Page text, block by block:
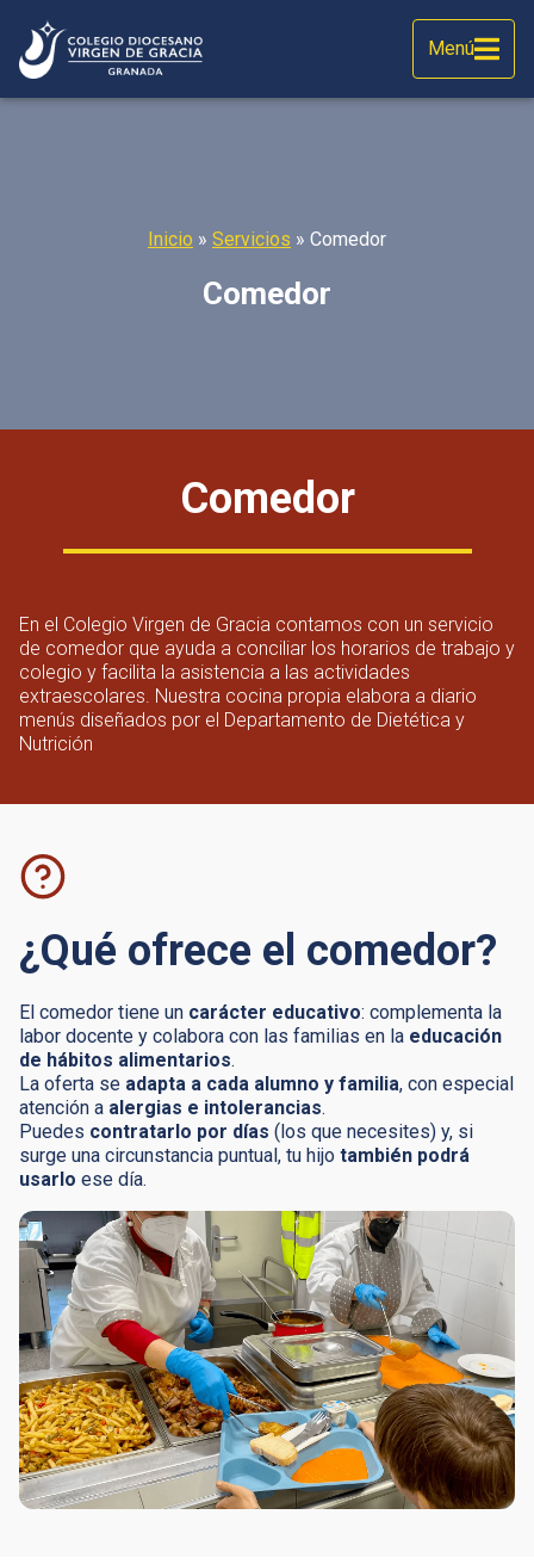
Menú
Inicio » Servicios » Comedor
Comedor
Comedor
En el Colegio Virgen de Gracia contamos con un servicio
de comedor que ayuda a conciliar los horarios de trabajo y
colegio y facilita la asistencia a las actividades
extraescolares. Nuestra cocina propia elabora a diario
menús diseñados por el Departamento de Dietética y
Nutrición
¿Qué ofrece el comedor?
El comedor tiene un carácter educativo: complementa la
labor docente y colabora con las familias en la educación
de hábitos alimentarios.
La oferta se adapta a cada alumno y familia, con especial
atención a alergias e intolerancias.
Puedes contratarlo por días (los que necesites) y, si
surge una circunstancia puntual, tu hijo también podrá
usarlo ese día.